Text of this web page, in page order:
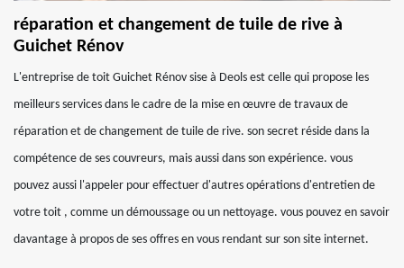
réparation et changement de tuile de rive à
Guichet Rénov
L'entreprise de toit Guichet Rénov sise à Deols est celle qui propose les
meilleurs services dans le cadre de la mise en œuvre de travaux de
réparation et de changement de tuile de rive. son secret réside dans la
compétence de ses couvreurs, mais aussi dans son expérience. vous
pouvez aussi l'appeler pour effectuer d'autres opérations d'entretien de
votre toit , comme un démoussage ou un nettoyage. vous pouvez en savoir
davantage à propos de ses offres en vous rendant sur son site internet.